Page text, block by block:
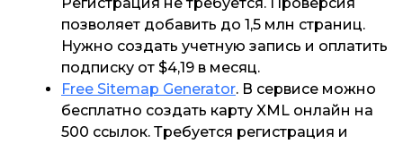
позволяет добавить до 1,5 млн страниц.
Нужно создать учетную запись и оплатить
подписку от $4,19 в месяц.
Free Sitemap Generator. В сервисе можно
бесплатно создать карту XML онлайн на
500 ссылок. Требуется регистрация и